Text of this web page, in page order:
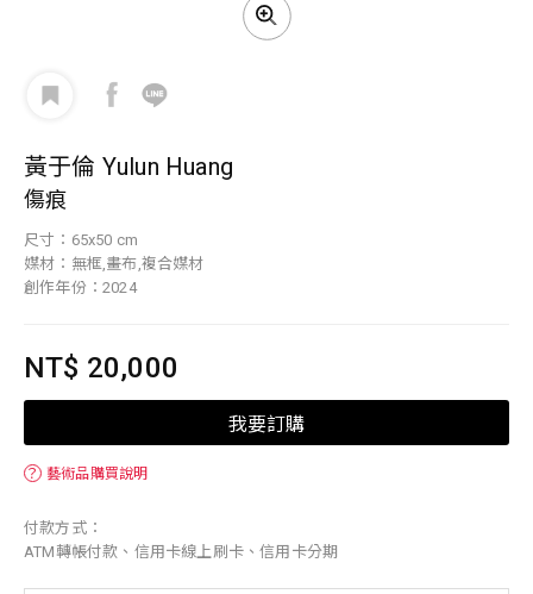
黃于倫 Yulun Huang
傷痕
尺寸：65x50 cm
媒材：無框,畫布,複合媒材
創作年份：2024
NT$ 20,000
我要訂購
？ 藝術品購買說明
付款方式：
ATM轉帳付款、信用卡線上刷卡、信用卡分期